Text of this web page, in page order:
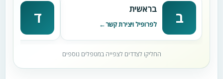
ב בראשית
לפרופיל ויצירת קשר ד
החליקו לצדדים לצפייה במטפלים נוספים